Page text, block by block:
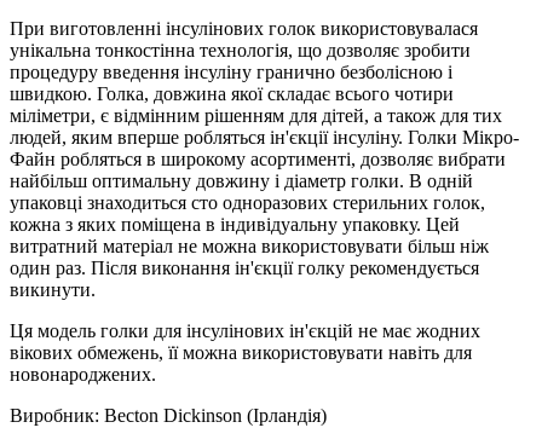
При виготовленні інсулінових голок використовувалася
унікальна тонкостінна технологія, що дозволяє зробити
процедуру введення інсуліну гранично безболісною і
швидкою. Голка, довжина якої складає всього чотири
міліметри, є відмінним рішенням для дітей, а також для тих
людей, яким вперше робляться ін'єкції інсуліну. Голки Мікро-
Файн робляться в широкому асортименті, дозволяє вибрати
найбільш оптимальну довжину і діаметр голки. В одній
упаковці знаходиться сто одноразових стерильних голок,
кожна з яких поміщена в індивідуальну упаковку. Цей
витратний матеріал не можна використовувати більш ніж
один раз. Після виконання ін'єкції голку рекомендується
викинути.
Ця модель голки для інсулінових ін'єкцій не має жодних
вікових обмежень, її можна використовувати навіть для
новонароджених.
Виробник: Becton Dickinson (Ірландія)